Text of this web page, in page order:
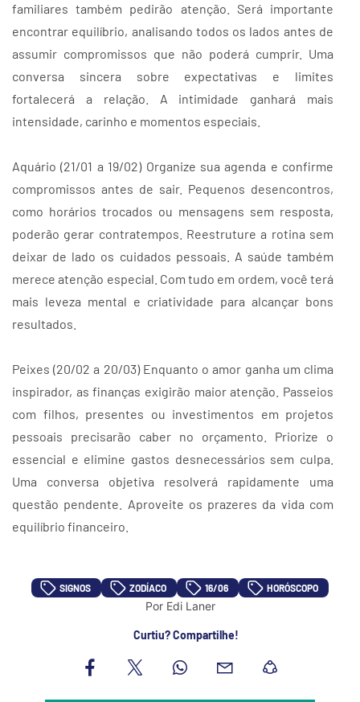
familiares também pedirão atenção. Será importante
encontrar equilíbrio, analisando todos os lados antes de
assumir compromissos que não poderá cumprir. Uma
conversa sincera sobre expectativas e limites
fortalecerá a relação. A intimidade ganhará mais
intensidade, carinho e momentos especiais.
Aquário (21/01 a 19/02) Organize sua agenda e confirme
compromissos antes de sair. Pequenos desencontros,
como horários trocados ou mensagens sem resposta,
poderão gerar contratempos. Reestruture a rotina sem
deixar de lado os cuidados pessoais. A saúde também
merece atenção especial. Com tudo em ordem, você terá
mais leveza mental e criatividade para alcançar bons
resultados.
Peixes (20/02 a 20/03) Enquanto o amor ganha um clima
inspirador, as finanças exigirão maior atenção. Passeios
com filhos, presentes ou investimentos em projetos
pessoais precisarão caber no orçamento. Priorize o
essencial e elimine gastos desnecessários sem culpa.
Uma conversa objetiva resolverá rapidamente uma
questão pendente. Aproveite os prazeres da vida com
equilíbrio financeiro.
SIGNOS ZODÍACO 16/06 HORÓSCOPO
Por Edi Laner
Curtiu? Compartilhe!